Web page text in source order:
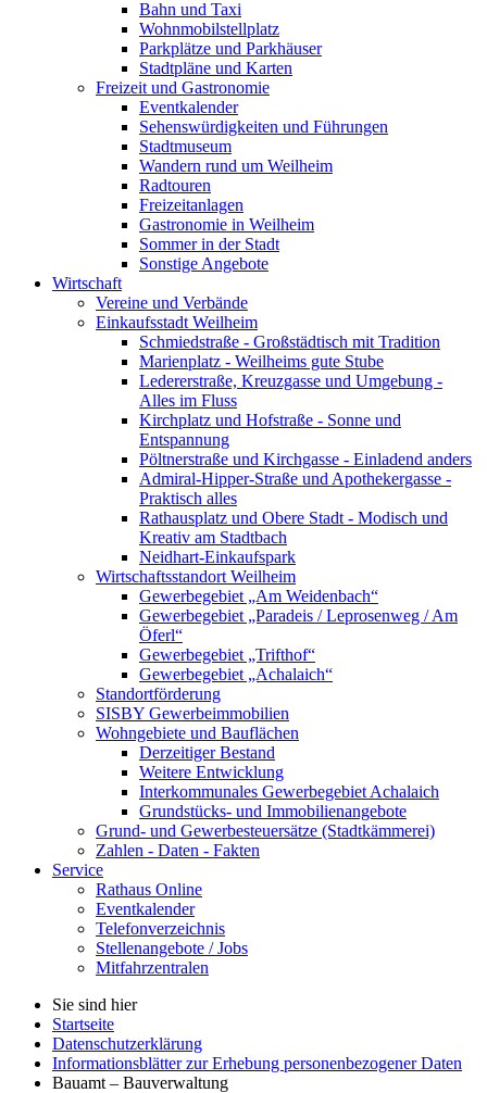
Bahn und Taxi
Wohnmobilstellplatz
Parkplätze und Parkhäuser
Stadtpläne und Karten
Freizeit und Gastronomie
Eventkalender
Sehenswürdigkeiten und Führungen
Stadtmuseum
Wandern rund um Weilheim
Radtouren
Freizeitanlagen
Gastronomie in Weilheim
Sommer in der Stadt
Sonstige Angebote
Wirtschaft
Vereine und Verbände
Einkaufsstadt Weilheim
Schmiedstraße - Großstädtisch mit Tradition
Marienplatz - Weilheims gute Stube
Ledererstraße, Kreuzgasse und Umgebung -
Alles im Fluss
Kirchplatz und Hofstraße - Sonne und
Entspannung
Pöltnerstraße und Kirchgasse - Einladend anders
Admiral-Hipper-Straße und Apothekergasse -
Praktisch alles
Rathausplatz und Obere Stadt - Modisch und
Kreativ am Stadtbach
Neidhart-Einkaufspark
Wirtschaftsstandort Weilheim
Gewerbegebiet „Am Weidenbach“
Gewerbegebiet „Paradeis / Leprosenweg / Am
Öferl“
Gewerbegebiet „Trifthof“
Gewerbegebiet „Achalaich“
Standortförderung
SISBY Gewerbeimmobilien
Wohngebiete und Bauflächen
Derzeitiger Bestand
Weitere Entwicklung
Interkommunales Gewerbegebiet Achalaich
Grundstücks- und Immobilienangebote
Grund- und Gewerbesteuersätze (Stadtkämmerei)
Zahlen - Daten - Fakten
Service
Rathaus Online
Eventkalender
Telefonverzeichnis
Stellenangebote / Jobs
Mitfahrzentralen
Sie sind hier
Startseite
Datenschutzerklärung
Informationsblätter zur Erhebung personenbezogener Daten
Bauamt – Bauverwaltung